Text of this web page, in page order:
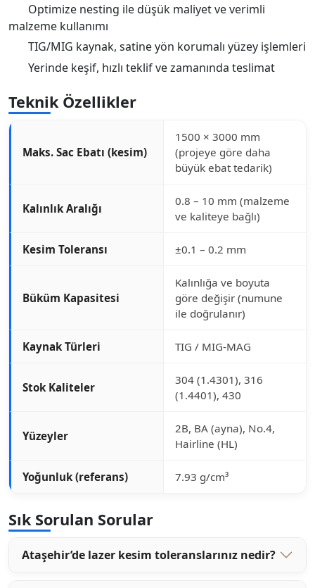
Optimize nesting ile düşük maliyet ve verimli
malzeme kullanımı
TIG/MIG kaynak, satine yön korumalı yüzey işlemleri
Yerinde keşif, hızlı teklif ve zamanında teslimat
Teknik Özellikler
Maks. Sac Ebatı (kesim)
1500 × 3000 mm
(projeye göre daha
büyük ebat tedarik)
Kalınlık Aralığı
0.8 – 10 mm (malzeme
ve kaliteye bağlı)
Kesim Toleransı ±0.1 – 0.2 mm
Büküm Kapasitesi
Kalınlığa ve boyuta
göre değişir (numune
ile doğrulanır)
Kaynak Türleri TIG / MIG-MAG
Stok Kaliteler
304 (1.4301), 316
(1.4401), 430
Yüzeyler
2B, BA (ayna), No.4,
Hairline (HL)
Yoğunluk (referans) 7.93 g/cm³
Sık Sorulan Sorular
Ataşehir’de lazer kesim toleranslarınız nedir?